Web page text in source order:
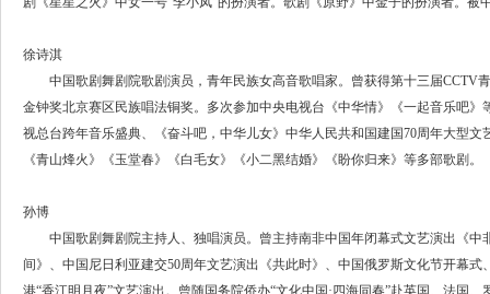
徐诗淇
中国歌剧舞剧院歌剧演员，青年民族女高音歌唱家。曾获得第十三届CCTV
金钟奖北京赛区民族唱法铜奖。多次参加中央电视台《中华情》《一起音乐吧
视总台跨年音乐盛典、《奋斗吧，中华儿女》中华人民共和国建国70周年大型
《青山烽火》《玉堂春》《白毛女》《小二黑结婚》《盼你归来》等多部歌剧。
孙博
中国歌剧舞剧院主持人、独唱演员。曾主持南非中国年闭幕式文艺演出《中
间》、中国尼日利亚建交50周年文艺演出《共此时》、中国俄罗斯文化节开幕
港“香江明月夜”文艺演出。曾随国务院侨办“文化中国·四海同春”赴英国、法国